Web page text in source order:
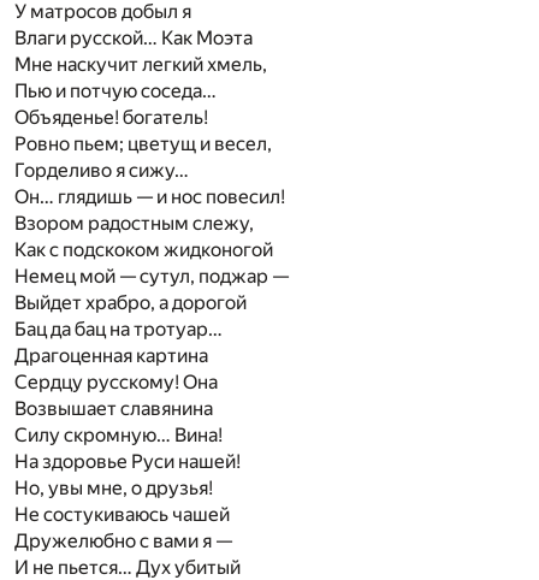
У матросов добыл я
Влаги русской… Как Моэта
Мне наскучит легкий хмель,
Пью и потчую соседа…
Объяденье! богатель!
Ровно пьем; цветущ и весел,
Горделиво я сижу…
Он… глядишь — и нос повесил!
Взором радостным слежу,
Как с подскоком жидконогой
Немец мой — сутул, поджар —
Выйдет храбро, а дорогой
Бац да бац на тротуар…
Драгоценная картина
Сердцу русскому! Она
Возвышает славянина
Силу скромную… Вина!
На здоровье Руси нашей!
Но, увы мне, о друзья!
Не состукиваюсь чашей
Дружелюбно с вами я —
И не пьется… Дух убитый